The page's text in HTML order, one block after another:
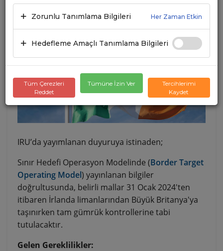
IRU’da yayımlanan duyuruya istinaden;
Sınır Hedefi Operasyon Modelinde (Border Target
Operating Model) yayınlanan bilgiler
doğrultusunda, belirli mallar 31 Ocak 2024'ten
itibaren İrlanda limanlarından Büyük Britanya'ya
taşınırken tam gümrük kontrollerine tabi
tutulacaktır.
Gelen Gereklilikler:
Zorunlu Tanımlama Bilgileri Her Zaman Etkin
Hedefleme Amaçlı Tanımlama Bilgileri
Tüm Çerezleri
Reddet
Tümüne İzin Ver
Tercihlerimi
Kaydet